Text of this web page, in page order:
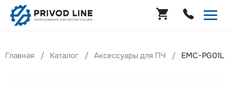
Главная Каталог Аксессуары для ПЧ EMC-PG01L